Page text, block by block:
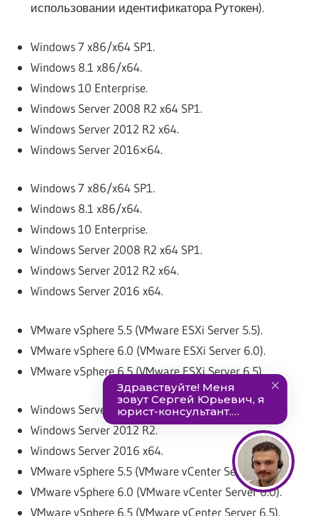
использовании идентификатора Рутокен).
Windows 7 x86/x64 SP1.
Windows 8.1 x86/x64.
Windows 10 Enterprise.
Windows Server 2008 R2 x64 SP1.
Windows Server 2012 R2 x64.
Windows Server 2016×64.
Windows 7 x86/x64 SP1.
Windows 8.1 x86/x64.
Windows 10 Enterprise.
Windows Server 2008 R2 x64 SP1.
Windows Server 2012 R2 x64.
Windows Server 2016 x64.
VMware vSphere 5.5 (VMware ESXi Server 5.5).
VMware vSphere 6.0 (VMware ESXi Server 6.0).
VMware vSphere 6.5 (VMware ESXi Server 6.5).
Windows Server 2008 R2 SP1.
Windows Server 2012 R2.
Windows Server 2016 x64.
VMware vSphere 5.5 (VMware vCenter Server 5.5).
VMware vSphere 6.0 (VMware vCenter Server 6.0).
VMware vSphere 6.5 (VMware vCenter Server 6.5).